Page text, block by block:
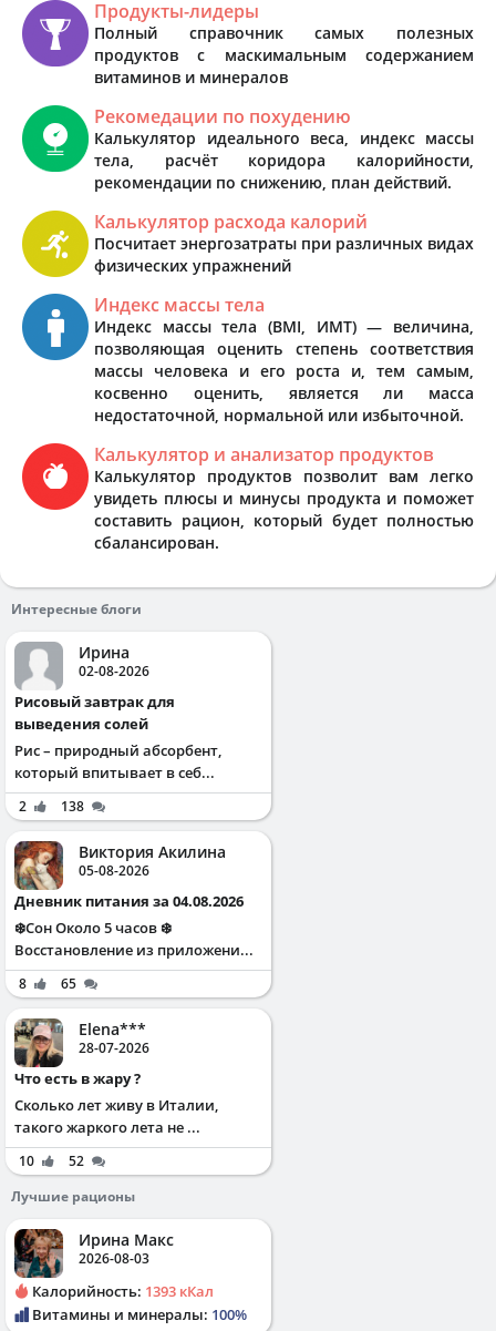
Продукты-лидеры
Полный справочник самых полезных
продуктов с маскимальным содержанием
витаминов и минералов
Рекомедации по похудению
Калькулятор идеального веса, индекс массы
тела, расчёт коридора калорийности,
рекомендации по снижению, план действий.
Калькулятор расхода калорий
Посчитает энергозатраты при различных видах
физических упражнений
Индекс массы тела
Индекс массы тела (BMI, ИМТ) — величина,
позволяющая оценить степень соответствия
массы человека и его роста и, тем самым,
косвенно оценить, является ли масса
недостаточной, нормальной или избыточной.
Калькулятор и анализатор продуктов
Калькулятор продуктов позволит вам легко
увидеть плюсы и минусы продукта и поможет
составить рацион, который будет полностью
сбалансирован.
Интересные блоги
Ирина
02-08-2026
Рисовый завтрак для
выведения солей
Рис – природный абсорбент,
который впитывает в себ...
2 138
Виктория Акилина
05-08-2026
Дневник питания за 04.08.2026
❄️Сон Около 5 часов ❄️
Восстановление из приложени...
8 65
Elena***
28-07-2026
Что есть в жару ?
Сколько лет живу в Италии,
такого жаркого лета не ...
10
52
Лучшие рационы
Ирина Макс
2026-08-03
Калорийность: 1393 кКал
Витамины и минералы: 100%